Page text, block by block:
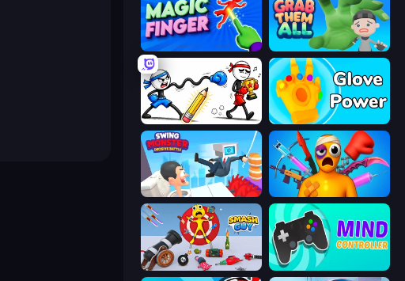
Magic Finger 3D Grab Them All
Doodle Smash Glove Power
Swing Monster: Decisive Battle Fun Ragdoll Challenge!
Smash Guy: Ragdoll Punch Hero Mind Controller